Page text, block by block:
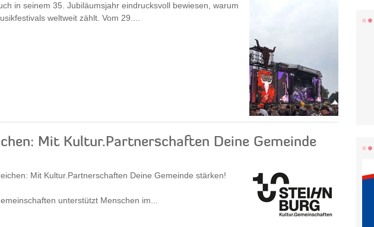
in seinem 35. Jubiläumsjahr eindrucksvoll bewiesen, warum
weltweit zählt. Vom 29....
Mit Kultur.Partnerschaften Deine Gemeinde
Mit Kultur.Partnerschaften Deine Gemeinde stärken!
unterstützt Menschen im...